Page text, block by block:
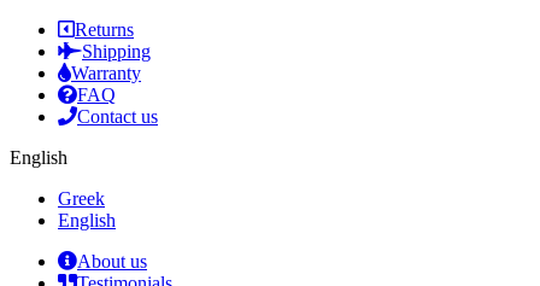
Returns
Shipping
Warranty
FAQ
Contact us
English
Greek
English
About us